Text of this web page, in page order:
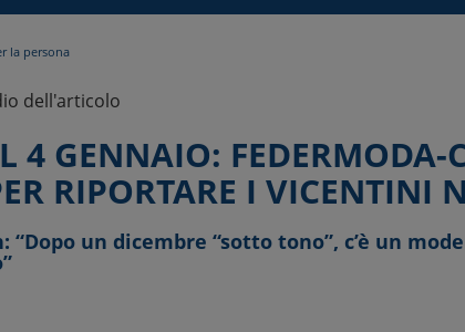
la persona
dell'articolo
4 GENNAIO: FEDERMODA-
RIPORTARE I VICENTINI
“Dopo un dicembre “sotto tono”, c’è un